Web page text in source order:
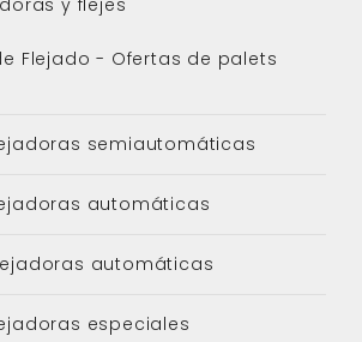
Flejado - Ofertas de palets
semiautomáticas
automáticas
automáticas
especiales